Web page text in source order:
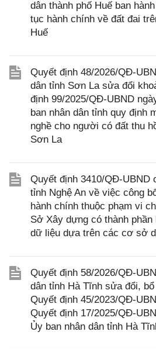
dân thành phố Huế ban
tục hành chính về đất đai
Huế
Quyết định 48/2026/QĐ-
dân tỉnh Sơn La sửa đổi
định 99/2025/QĐ-UBND
ban nhân dân tỉnh quy định
nghề cho người có đất thu
Sơn La
Quyết định 3410/QĐ-UBND
tỉnh Nghệ An về việc công
hành chính thuộc phạm vi
Sở Xây dựng có thành
dữ liệu dựa trên các cơ sở
Quyết định 58/2026/QĐ-
dân tỉnh Hà Tĩnh sửa đổi,
Quyết định 45/2023/QĐ-
Quyết định 17/2025/QĐ-
Ủy ban nhân dân tỉnh Hà